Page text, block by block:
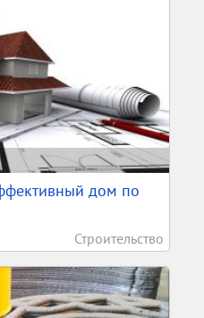
дом по
Строительство